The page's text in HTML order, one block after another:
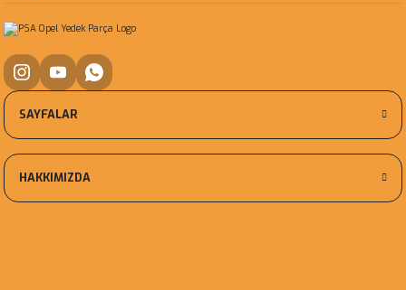
SAYFALAR
HAKKIMIZDA